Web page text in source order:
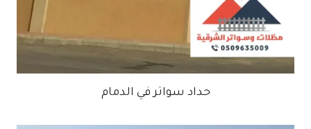
حداد سواتر في الدمام